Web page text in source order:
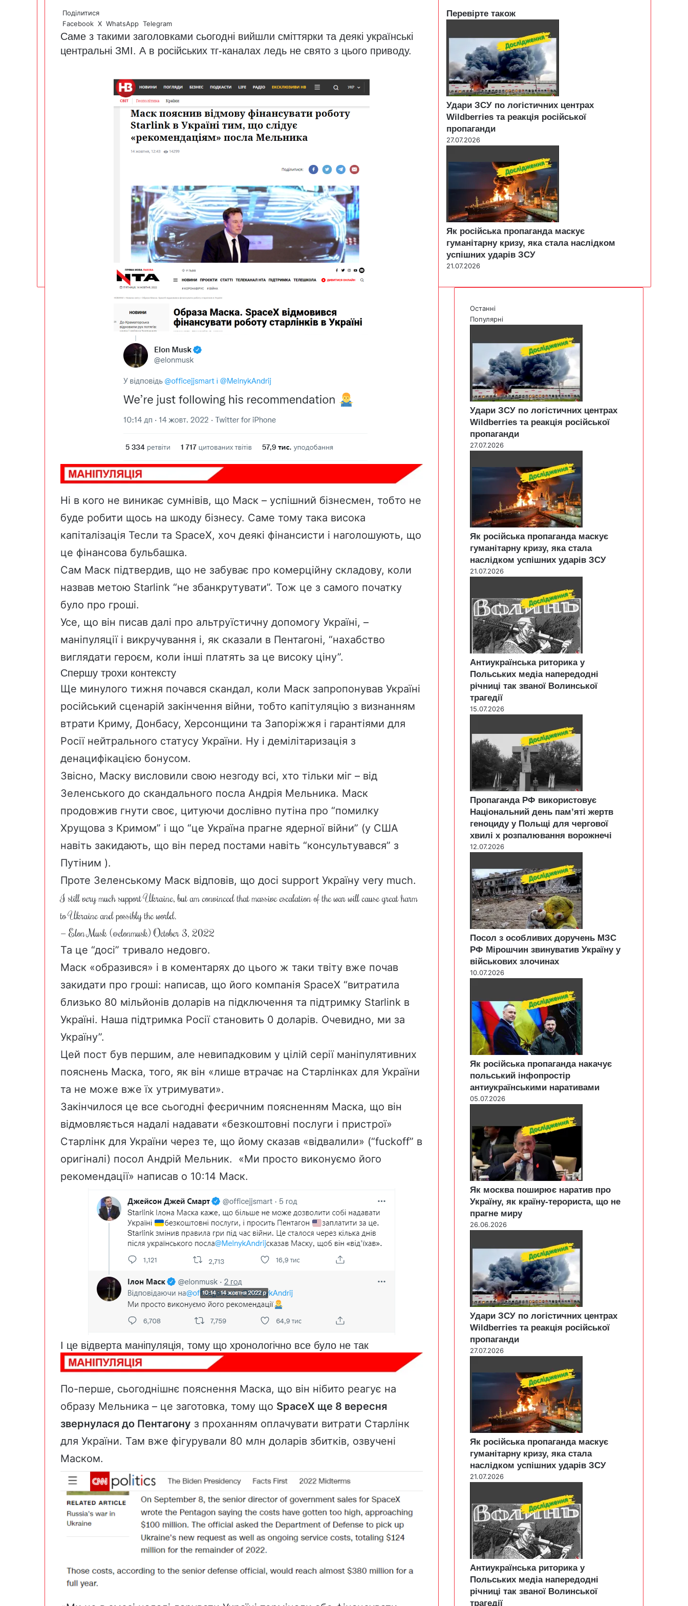
Поділитися
Facebook X WhatsApp Telegram
Саме з такими заголовками сьогодні вийшли сміттярки та деякі українські
центральні ЗМІ. А в російських тг-каналах ледь не свято з цього приводу.
Ні в кого не виникає сумнівів, що Маск – успішний бізнесмен, тобто не
буде робити щось на шкоду бізнесу. Саме тому така висока
капіталізація Тесли та SpaceX, хоч деякі фінансисти і наголошують, що
це фінансова бульбашка.
Сам Маск підтвердив, що не забуває про комерційну складову, коли
назвав метою Starlink “не збанкрутувати”. Тож це з самого початку
було про гроші.
Усе, що він писав далі про альтруїстичну допомогу Україні, –
маніпуляції і викручування і, як сказали в Пентагоні, “нахабство
виглядати героєм, коли інші платять за це високу ціну”.
Спершу трохи контексту
Ще минулого тижня почався скандал, коли Маск запропонував Україні
російський сценарій закінчення війни, тобто капітуляцію з визнанням
втрати Криму, Донбасу, Херсонщини та Запоріжжя і гарантіями для
Росії нейтрального статусу України. Ну і демілітаризація з
денацифікацією бонусом.
Звісно, Маску висловили свою незгоду всі, хто тільки міг – від
Зеленського до скандального посла Андрія Мельника. Маск
продовжив гнути своє, цитуючи дослівно путіна про “помилку
Хрущова з Кримом” і що “це Україна прагне ядерної війни” (у США
навіть закидають, що він перед постами навіть “консультувався” з
Путіним ).
Проте Зеленському Маск відповів, що досі support Україну very much.
I still very much support Ukraine, but am convinced that massive escalation of the war will cause great harm
to Ukraine and possibly the world.
— Elon Musk (@elonmusk) October 3, 2022
Та це “досі” тривало недовго.
Маск «образився» і в коментарях до цього ж таки твіту вже почав
закидати про гроші: написав, що його компанія SpaceX “витратила
близько 80 мільйонів доларів на підключення та підтримку Starlink в
Україні. Наша підтримка Росії становить 0 доларів. Очевидно, ми за
Україну”.
Цей пост був першим, але невипадковим у цілій серії маніпулятивних
пояснень Маска, того, як він «лише втрачає на Старлінках для України
та не може вже їх утримувати».
Закінчилося це все сьогодні феєричним поясненням Маска, що він
відмовляється надалі надавати «безкоштовні послуги і пристрої»
Старлінк для України через те, що йому сказав «відвалили» (“fuckoff” в
оригіналі) посол Андрій Мельник. «Ми просто виконуємо його
рекомендації» написав о 10:14 Маск.
І це відверта маніпуляція, тому що хронологічно все було не так
По-перше, сьогоднішнє пояснення Маска, що він нібито реагує на
образу Мельника – це заготовка, тому що SpaceX ще 8 вересня
звернулася до Пентагону з проханням оплачувати витрати Старлінк
для України. Там вже фігурували 80 млн доларів збитків, озвучені
Маском.
Перевірте також
Удари ЗСУ по логістичних центрах
Wildberries та реакція російської
пропаганди
27.07.2026
Як російська пропаганда маскує
гуманітарну кризу, яка стала наслідком
успішних ударів ЗСУ
21.07.2026
Останні
Популярні
Удари ЗСУ по логістичних центрах
Wildberries та реакція російської
пропаганди
27.07.2026
Як російська пропаганда маскує
гуманітарну кризу, яка стала
наслідком успішних ударів ЗСУ
21.07.2026
Антиукраїнська риторика у
Польських медіа напередодні
річниці так званої Волинської
трагедії
15.07.2026
Пропаганда РФ використовує
Національний день пам’яті жертв
геноциду у Польщі для чергової
хвилі х розпалювання ворожнечі
12.07.2026
Посол з особливих доручень МЗС
РФ Мірошчин звинуватив Україну у
військових злочинах
10.07.2026
Як російська пропаганда накачує
польський інфопростір
антиукраїнськими наративами
05.07.2026
Як москва поширює наратив про
Україну, як країну-терориста, що не
прагне миру
26.06.2026
Удари ЗСУ по логістичних центрах
Wildberries та реакція російської
пропаганди
27.07.2026
Як російська пропаганда маскує
гуманітарну кризу, яка стала
наслідком успішних ударів ЗСУ
21.07.2026
Антиукраїнська риторика у
Польських медіа напередодні
річниці так званої Волинської
трагедії